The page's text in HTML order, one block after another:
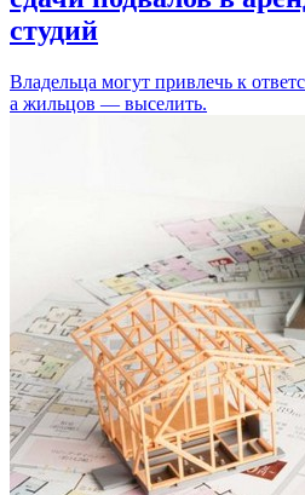
студий
Владельца могут привлечь к
а жильцов — выселить.